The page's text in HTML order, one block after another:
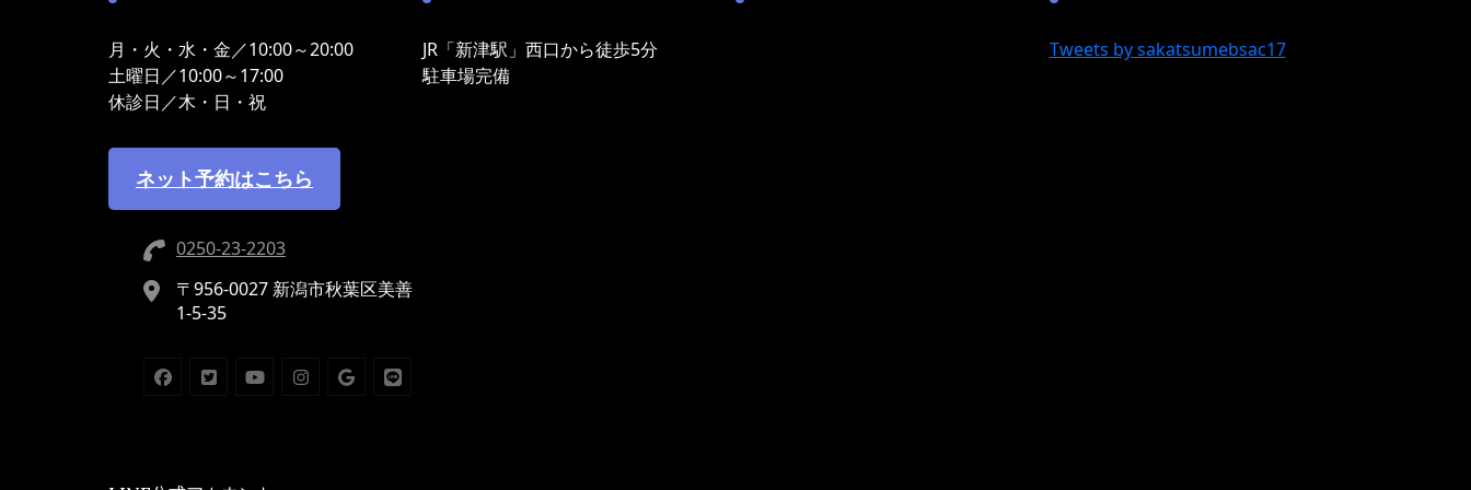
月・火・水・金／10:00～20:00
土曜日／10:00～17:00
休診日／木・日・祝
ネット予約はこちら
0250-23-2203
〒956-0027 新潟市秋葉区美善
1-5-35
JR「新津駅」西口から徒歩5分
駐車場完備
Tweets by sakatsumebsac17